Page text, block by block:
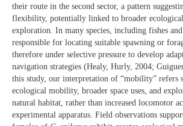
their route in the second sector, a pattern
flexibility, potentially linked to broader
exploration. In many species, including fishes
responsible for locating suitable spawning or
therefore under selective pressure to develop
navigation strategies (Healy, Hurly, 2004;
this study, our interpretation of “mobility” refers
ecological mobility, broader space uses, and
natural habitat, rather than increased locomotor
experimental apparatus. Field observations